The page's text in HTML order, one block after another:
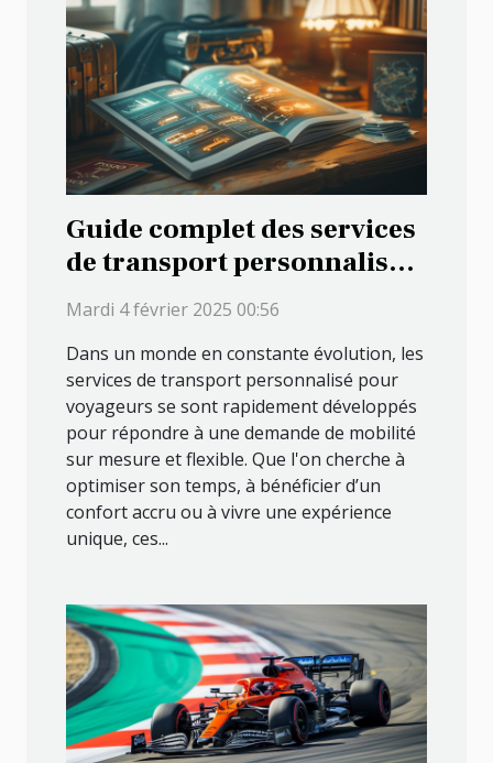
Guide complet des services
de transport personnalisé
pour voyageurs
Mardi 4 février 2025 00:56
Dans un monde en constante évolution, les
services de transport personnalisé pour
voyageurs se sont rapidement développés
pour répondre à une demande de mobilité
sur mesure et flexible. Que l'on cherche à
optimiser son temps, à bénéficier d’un
confort accru ou à vivre une expérience
unique, ces...